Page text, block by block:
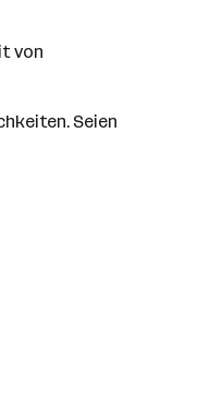
von
Seien